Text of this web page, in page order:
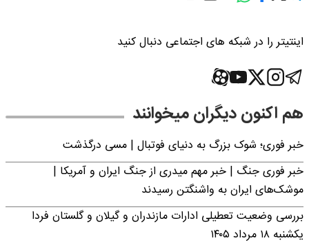
اینتیتر را در شبکه های اجتماعی دنبال کنید
هم اکنون دیگران میخوانند
خبر فوری؛‌ شوک بزرگ به دنیای فوتبال | مسی درگذشت
خبر فوری جنگ | خبر مهم میدری از جنگ ایران و آمریکا |
موشک‌های ایران به واشنگتن رسیدند
بررسی وضعیت تعطیلی ادارات مازندران و گیلان و گلستان فردا
یکشنبه ۱۸ مرداد ۱۴۰۵